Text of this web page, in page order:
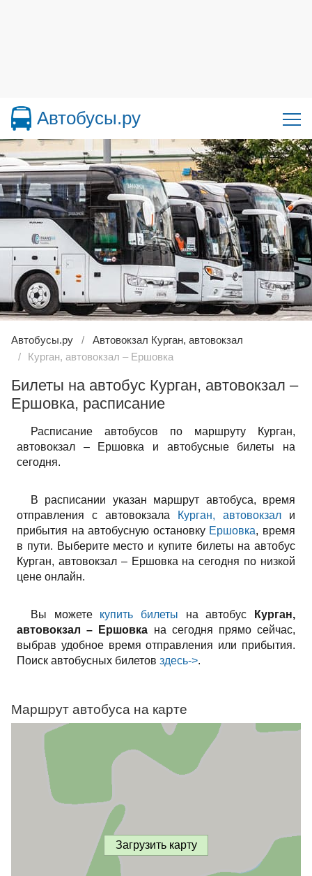
Автобусы.ру
Автобусы.ру
Автовокзал Курган, автовокзал
Курган, автовокзал – Ершовка
Билеты на автобус Курган, автовокзал –
Ершовка, расписание
Расписание автобусов по маршруту Курган,
автовокзал – Ершовка и автобусные билеты на
сегодня.
В расписании указан маршрут автобуса, время
отправления с автовокзала
Курган, автовокзал и
прибытия на автобусную остановку Ершовка, время
в пути. Выберите место и купите билеты на автобус
Курган, автовокзал – Ершовка на сегодня по низкой
цене онлайн.
Вы можете купить билеты на автобус
Курган,
автовокзал – Ершовка на сегодня прямо сейчас,
выбрав удобное время отправления или прибытия.
Поиск автобусных билетов здесь->.
Маршрут автобуса на карте
Загрузить карту